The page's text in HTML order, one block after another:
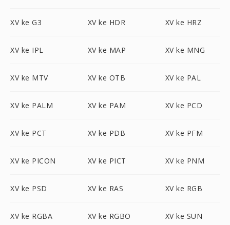
XV ke G3 XV ke HDR XV ke HRZ
XV ke IPL XV ke MAP XV ke MNG
XV ke MTV XV ke OTB XV ke PAL
XV ke PALM XV ke PAM XV ke PCD
XV ke PCT XV ke PDB XV ke PFM
XV ke PICON XV ke PICT XV ke PNM
XV ke PSD XV ke RAS XV ke RGB
XV ke RGBA XV ke RGBO XV ke SUN